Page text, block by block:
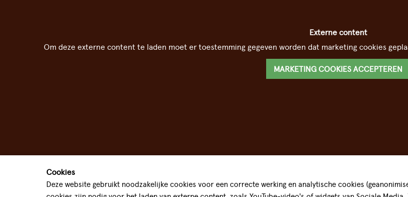
Cookies
Deze website gebruikt noodzakelijke cookies voor een correcte werking en analytische cookies
Externe content
Om deze externe content te laden moet er toestemming gegeven worden dat marketing cookies
MARKETING COOKIES ACCEPTEREN